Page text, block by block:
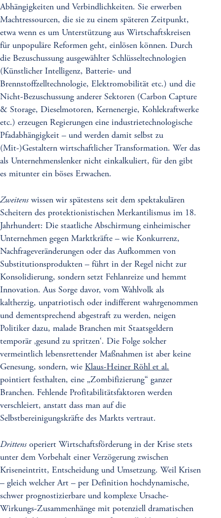
Abhängigkeiten und Verbindlichkeiten. Sie erwerben
Machtressourcen, die sie zu einem späteren Zeitpunkt,
etwa wenn es um Unterstützung aus Wirtschaftskreisen
für unpopuläre Reformen geht, einlösen können. Durch
die Bezuschussung ausgewählter Schlüsseltechnologien
(Künstlicher Intelligenz, Batterie- und
Brennstoffzelltechnologie, Elektromobilität etc.) und die
Nicht-Bezuschussung anderer Sektoren (Carbon Capture
& Storage, Dieselmotoren, Kernenergie, Kohlekraftwerke
etc.) erzeugen Regierungen eine industrietechnologische
Pfadabhängigkeit – und werden damit selbst zu
(Mit-)Gestaltern wirtschaftlicher Transformation. Wer das
als Unternehmenslenker nicht einkalkuliert, für den gibt
es mitunter ein böses Erwachen.
Zweitens wissen wir spätestens seit dem spektakulären
Scheitern des protektionistischen Merkantilismus im 18.
Jahrhundert: Die staatliche Abschirmung einheimischer
Unternehmen gegen Marktkräfte – wie Konkurrenz,
Nachfrageveränderungen oder das Aufkommen von
Substitutionsprodukten – führt in der Regel nicht zur
Konsolidierung, sondern setzt Fehlanreize und hemmt
Innovation. Aus Sorge davor, vom Wahlvolk als
kaltherzig, unpatriotisch oder indifferent wahrgenommen
und dementsprechend abgestraft zu werden, neigen
Politiker dazu, malade Branchen mit Staatsgeldern
temporär ‚gesund zu spritzen‘. Die Folge solcher
vermeintlich lebensrettender Maßnahmen ist aber keine
Genesung, sondern, wie Klaus-Heiner Röhl et al.
pointiert festhalten, eine „Zombifizierung“ ganzer
Branchen. Fehlende Profitabilitätsfaktoren werden
verschleiert, anstatt dass man auf die
Selbstbereinigungskräfte des Markts vertraut.
Drittens operiert Wirtschaftsförderung in der Krise stets
unter dem Vorbehalt einer Verzögerung zwischen
Kriseneintritt, Entscheidung und Umsetzung. Weil Krisen
– gleich welcher Art – per Definition hochdynamische,
schwer prognostizierbare und komplexe Ursache-
Wirkungs-Zusammenhänge mit potenziell dramatischen